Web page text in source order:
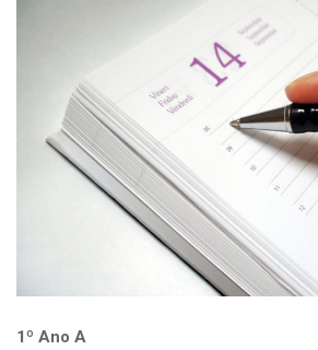
1º Ano A